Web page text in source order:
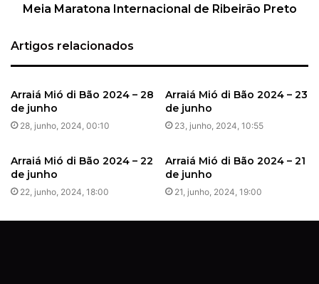
Meia Maratona Internacional de Ribeirão Preto
Artigos relacionados
Arraiá Mió di Bão 2024 – 28
de junho
28, junho, 2024, 00:10
Arraiá Mió di Bão 2024 – 23
de junho
23, junho, 2024, 10:55
Arraiá Mió di Bão 2024 – 22
de junho
22, junho, 2024, 18:00
Arraiá Mió di Bão 2024 – 21
de junho
21, junho, 2024, 19:00